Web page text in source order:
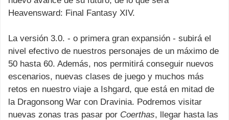
Heavensward: Final Fantasy XIV.
La versión 3.0. - o primera gran expansión - subirá el
nivel efectivo de nuestros personajes de un máximo de
50 hasta 60. Además, nos permitirá conseguir nuevos
escenarios, nuevas clases de juego y muchos más
retos en nuestro viaje a Ishgard, que está en mitad de
la Dragonsong War con Dravinia. Podremos visitar
nuevas zonas tras pasar por Coerthas, llegar hasta las